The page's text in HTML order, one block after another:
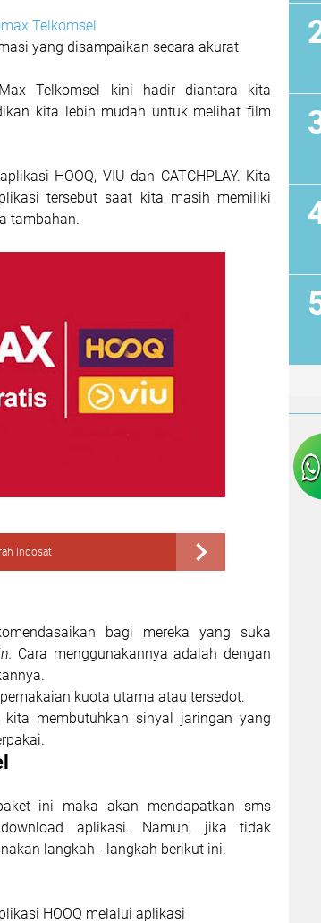
Telkomsel
yang disampaikan secara akurat
Telkomsel kini hadir diantara kita
kita lebih mudah untuk melihat film
HOOQ, VIU dan CATCHPLAY. Kita
tersebut saat kita masih memiliki
tambahan.
Indosat
bagi mereka yang suka
Cara menggunakannya adalah dengan
kuota utama atau tersedot.
membutuhkan sinyal jaringan yang
ini maka akan mendapatkan sms
aplikasi. Namun, jika tidak
langkah - langkah berikut ini.
HOOQ melalui aplikasi